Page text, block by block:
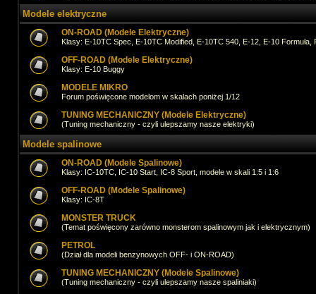
Modele elektryczne
ON-ROAD (Modele Elektryczne)
Klasy: E-10TC Spec, E-10TC Modified, E-10TC 540, E-12, E-10 Formuła,
OFF-ROAD (Modele Elektryczne)
Klasy: E-10 Buggy
MODELE MIKRO
Forum poświęcone modelom w skalach poniżej 1/12
TUNING MECHANICZNY (Modele Elektryczne)
(Tuning mechaniczny - czyli ulepszamy nasze elektryki)
Modele spalinowe
ON-ROAD (Modele Spalinowe)
Klasy: IC-10TC, IC-10 Start, IC-8 Sport, modele w skali 1:5 i 1:6
OFF-ROAD (Modele Spalinowe)
Klasy: IC-8T
MONSTER TRUCK
(Temat poświęcony zarówno monsterom spalinowym jak i elektrycznym)
PETROL
(Dział dla modeli benzynowych OFF- i ON-ROAD)
TUNING MECHANICZNY (Modele Spalinowe)
(Tuning mechaniczny - czyli ulepszamy nasze spaliniaki)